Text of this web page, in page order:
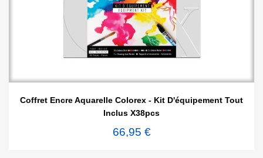
Coffret Encre Aquarelle Colorex - Kit D'équipement Tout
Inclus X38pcs
66,95 €